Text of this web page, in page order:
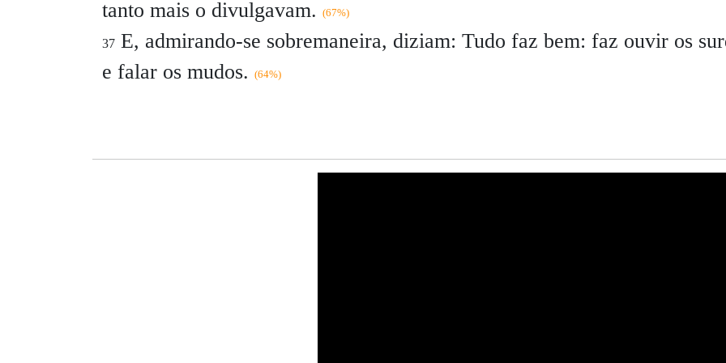
tanto mais o divulgavam. (67%)
37 E, admirando-se sobremaneira, diziam: Tudo faz bem: faz ouvir os
e falar os mudos. (64%)